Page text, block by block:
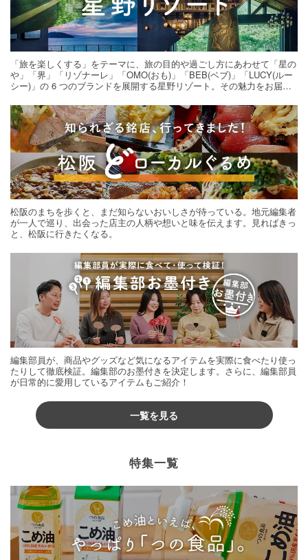
「旅を楽しくする」をテーマに、旅の目的や過ごし方にあわせて「星の
や」「界」「リゾナーレ」「OMO(おも)」「BEB(ベブ)」「LUCY(ルー
シー)」の 6 つのブランドを展開する星野リゾート。その魅力をお届け
松阪のまちを歩くと、まだ知らないおいしさが待っている。地元編集者
が一人で巡り、出会った店主の人柄や想いと味を伝えます。見ればきっ
と、松阪に行きたくなる。
編集部員が、商品やグッズなど気になるアイテムを実際に食べたり使っ
たりして徹底検証。編集部のお墨付きを決定します。さらに、編集部員
が日常的に愛用しているアイテムもご紹介！
一覧を見る
特集一覧